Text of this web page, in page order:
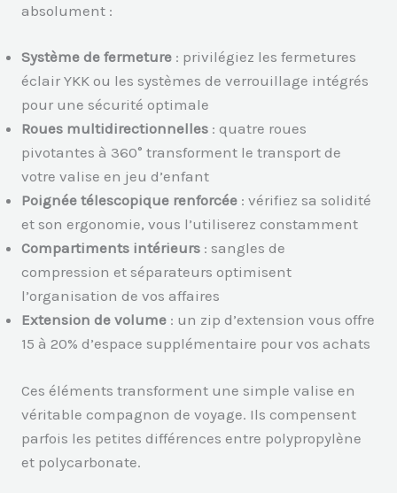
absolument :
Système de fermeture : privilégiez les fermetures
éclair YKK ou les systèmes de verrouillage intégrés
pour une sécurité optimale
Roues multidirectionnelles : quatre roues
pivotantes à 360° transforment le transport de
votre valise en jeu d’enfant
Poignée télescopique renforcée : vérifiez sa solidité
et son ergonomie, vous l’utiliserez constamment
Compartiments intérieurs : sangles de
compression et séparateurs optimisent
l’organisation de vos affaires
Extension de volume : un zip d’extension vous offre
15 à 20% d’espace supplémentaire pour vos achats
Ces éléments transforment une simple valise en
véritable compagnon de voyage. Ils compensent
parfois les petites différences entre polypropylène
et polycarbonate.